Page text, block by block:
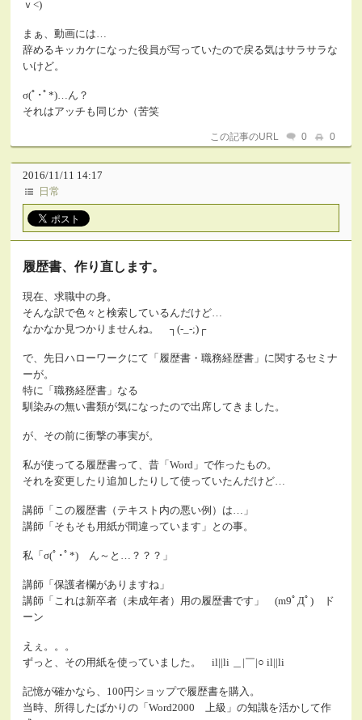
ｖ<)
まぁ、動画には…
辞めるキッカケになった役員が写っていたので戻る気はサラサラな
いけど。
σ(ﾟ･ﾟ*)…ん？
それはアッチも同じか（苦笑
この記事のURL 0 0
2016/11/11 14:17
日常
履歴書、作り直します。
現在、求職中の身。
そんな訳で色々と検索しているんだけど…
なかなか見つかりませんね。 ┐(-_-;)┌
で、先日ハローワークにて「履歴書・職務経歴書」に関するセミナ
ーが。
特に「職務経歴書」なる
馴染みの無い書類が気になったので出席してきました。
が、その前に衝撃の事実が。
私が使ってる履歴書って、昔「Word」で作ったもの。
それを変更したり追加したりして使っていたんだけど…
講師「この履歴書（テキスト内の悪い例）は…」
講師「そもそも用紙が間違っています」との事。
私「σ(ﾟ･ﾟ*) ん～と…？？？」
講師「保護者欄がありますね」
講師「これは新卒者（未成年者）用の履歴書です」 (m9ﾟДﾟ) ド
ーン
えぇ。。。
ずっと、その用紙を使っていました。 il||li ＿|￣|○ il||li
記憶が確かなら、100円ショップで履歴書を購入。
当時、所得したばかりの「Word2000 上級」の知識を活かして作